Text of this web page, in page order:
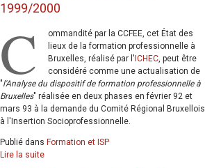
1999/2000
C
ommandité par la CCFEE, cet État des
lieux de la formation professionnelle à
Bruxelles, réalisé par l'ICHEC , peut être
considéré comme une actualisation de
"l'Analyse du dispositif de formation professionnelle à
Bruxelles" réalisée en deux phases en février 92 et
mars 93 à la demande du Comité Régional Bruxellois
à l'Insertion Socioprofessionnelle.
Publié dans Formation et ISP
Lire la suite